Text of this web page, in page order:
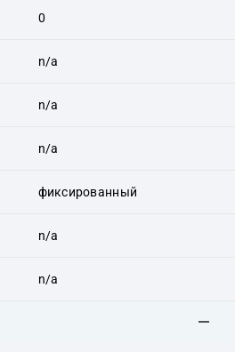
0
n/a
n/a
n/a
фиксированный
n/a
n/a